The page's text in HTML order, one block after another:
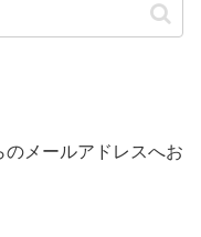
メールアドレスへお